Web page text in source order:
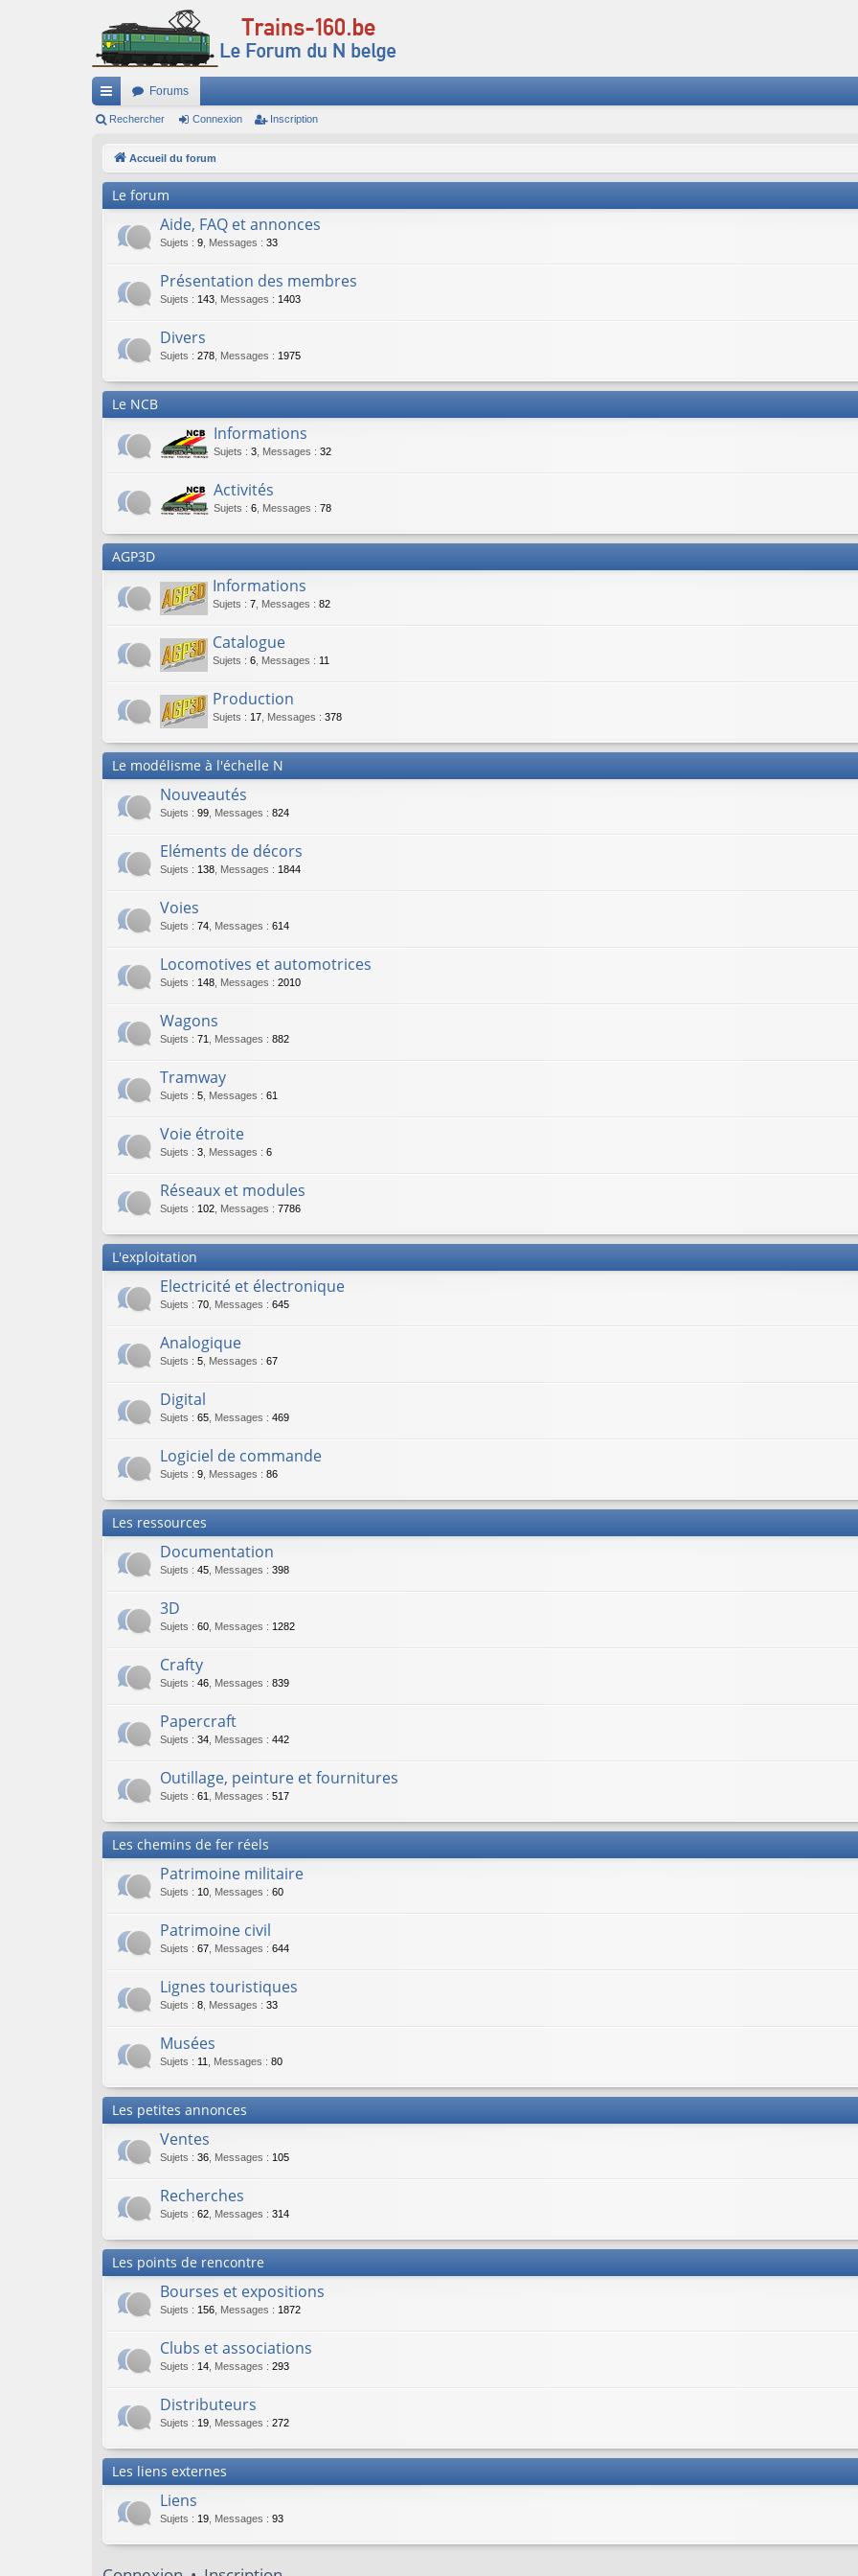
ac
ci
Forums
Rechercher Connexion Inscription
Accueil du forum
Le forum
Aide, FAQ et annonces
Sujets : 9 Messages : 33
Présentation des membres
Sujets : 143 Messages : 1403
Divers
Sujets : 278 Messages : 1975
Le NCB
Informations
Sujets : 3 Messages : 32
Activités
Sujets : 6 Messages : 78
AGP3D
Informations
Sujets : 7 Messages : 82
Catalogue
Sujets : 6 Messages : 11
Production
Sujets : 17 Messages : 378
Le modélisme à l'échelle N
Nouveautés
Sujets : 99 Messages : 824
Eléments de décors
Sujets : 138 Messages : 1844
Voies
Sujets : 74 Messages : 614
Locomotives et automotrices
Sujets : 148 Messages : 2010
Wagons
Sujets : 71 Messages : 882
Tramway
Sujets : 5 Messages : 61
Voie étroite
Sujets : 3 Messages : 6
Réseaux et modules
Sujets : 102 Messages : 7786
L'exploitation
Electricité et électronique
Sujets : 70 Messages : 645
Analogique
Sujets : 5 Messages : 67
Digital
Sujets : 65 Messages : 469
Logiciel de commande
Sujets : 9 Messages : 86
Les ressources
Documentation
Sujets : 45 Messages : 398
3D
Sujets : 60 Messages : 1282
Crafty
Sujets : 46 Messages : 839
Papercraft
Sujets : 34 Messages : 442
Outillage, peinture et fournitures
Sujets : 61 Messages : 517
Les chemins de fer réels
Patrimoine militaire
Sujets : 10 Messages : 60
Patrimoine civil
Sujets : 67 Messages : 644
Lignes touristiques
Sujets : 8 Messages : 33
Musées
Sujets : 11 Messages : 80
Les petites annonces
Ventes
Sujets : 36 Messages : 105
Recherches
Sujets : 62 Messages : 314
Les points de rencontre
Bourses et expositions
Sujets : 156 Messages : 1872
Clubs et associations
Sujets : 14 Messages : 293
Distributeurs
Sujets : 19 Messages : 272
Les liens externes
Liens
Sujets : 19 Messages : 93